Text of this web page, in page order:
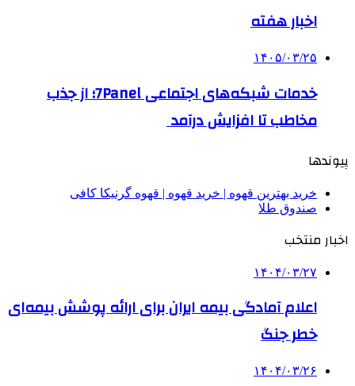
اخبار هفته
۱۴۰۵/۰۳/۲۵
خدمات شبکه‌های اجتماعی 7Panel؛ از جذب
مخاطب تا افزایش درآمد
پیوندها
خرید بهترین قهوه | خرید قهوه | قهوه گرنیکا کافی
صندوق طلا
اخبار منتخب
۱۴۰۴/۰۳/۲۷
اعلام آمادگی بیمه ایران برای ارائه پوشش بیمه‌ای
خطر جنگ
۱۴۰۴/۰۳/۲۶